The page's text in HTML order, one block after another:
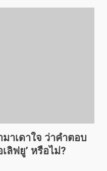
าเดาใจ ว่าคำตอบ
ลิฟยู’ หรือไม่?